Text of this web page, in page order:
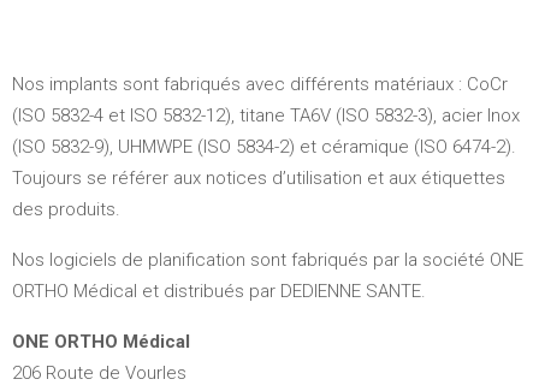
Nos implants sont fabriqués avec différents matériaux : CoCr
(ISO 5832-4 et ISO 5832-12), titane TA6V (ISO 5832-3), acier Inox
(ISO 5832-9), UHMWPE (ISO 5834-2) et céramique (ISO 6474-2).
Toujours se référer aux notices d’utilisation et aux étiquettes
des produits.
Nos logiciels de planification sont fabriqués par la société ONE
ORTHO Médical et distribués par DEDIENNE SANTE.
ONE ORTHO Médical
206 Route de Vourles